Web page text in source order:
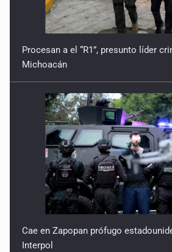
Procesan a el “R1”, presunto líder
Michoacán
Cae en Zapopan prófugo
Interpol